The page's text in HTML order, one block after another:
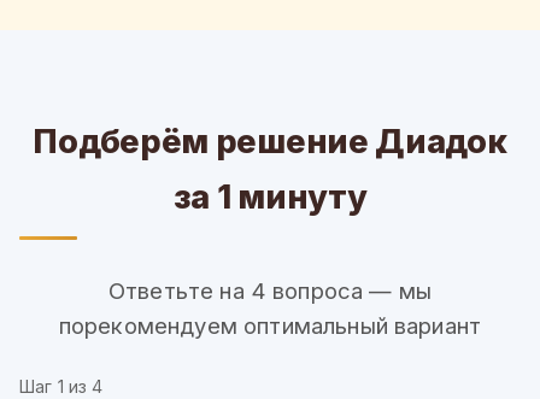
Подберём решение Диадок
за 1 минуту
Ответьте на 4 вопроса — мы
порекомендуем оптимальный вариант
Шаг 1 из 4